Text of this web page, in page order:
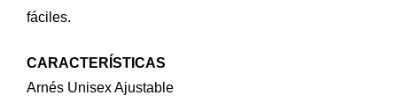
fáciles.
CARACTERÍSTICAS
Arnés Unisex Ajustable